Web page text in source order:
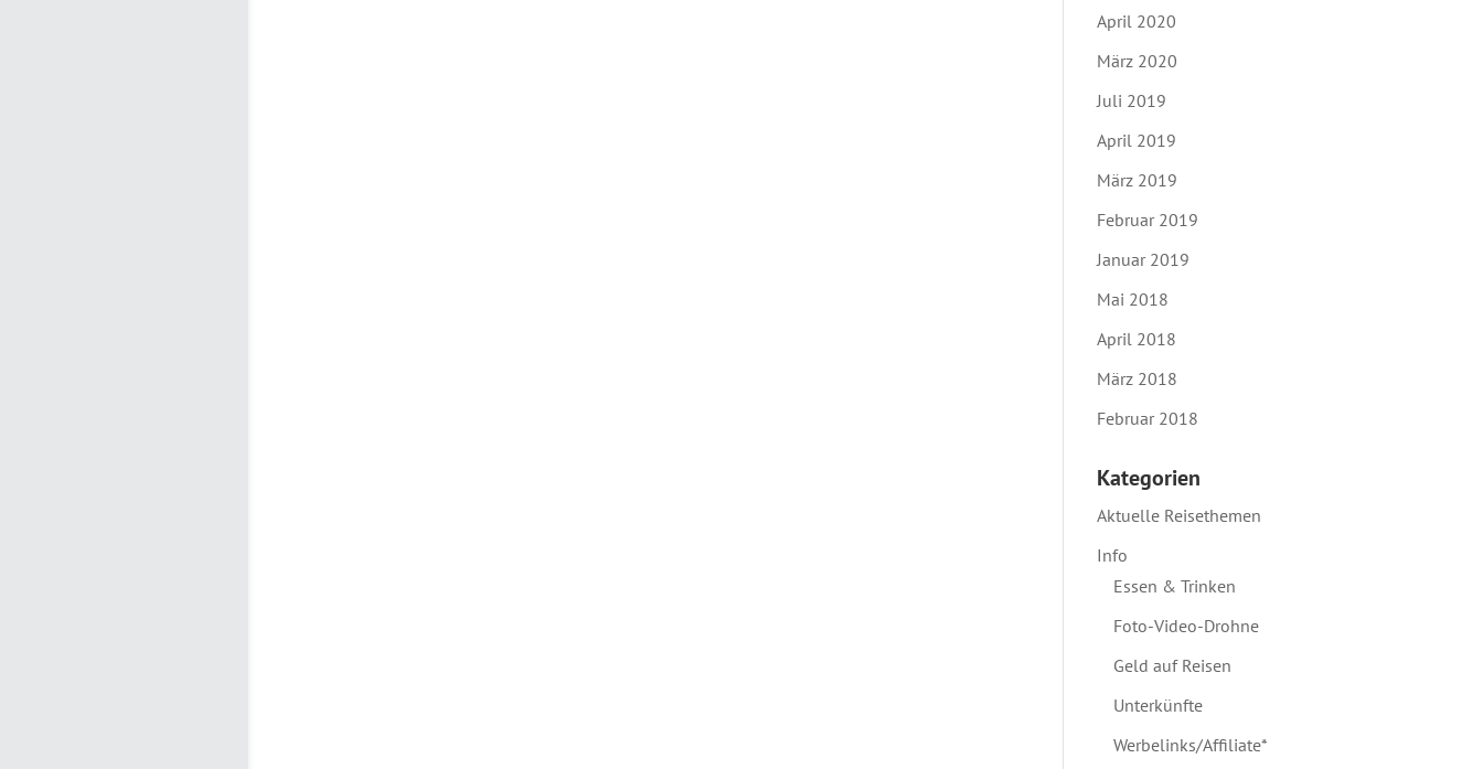
April 2020
März 2020
Juli 2019
April 2019
März 2019
Februar 2019
Januar 2019
Mai 2018
April 2018
März 2018
Februar 2018
Kategorien
Aktuelle Reisethemen
Info
Essen & Trinken
Foto-Video-Drohne
Geld auf Reisen
Unterkünfte
Werbelinks/Affiliate*